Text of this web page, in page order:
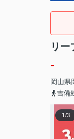
リ
-
岡山県
吉備
1 /3